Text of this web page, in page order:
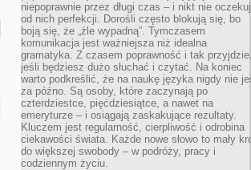
niepoprawnie przez długi czas – i nikt nie
od nich perfekcji. Dorośli często blokują się, bo
boją się, że „źle wypadną”. Tymczasem
komunikacja jest ważniejsza niż idealna
gramatyka. Z czasem poprawność i tak przyjdzie,
jeśli będziesz dużo słuchać i czytać. Na koniec
warto podkreślić, że na naukę języka nigdy nie
za późno. Są osoby, które zaczynają po
czterdziestce, pięćdziesiątce, a nawet na
emeryturze – i osiągają zaskakujące rezultaty.
Kluczem jest regularność, cierpliwość i odrobina
ciekawości świata. Każde nowe słowo to mały
do większej swobody – w podróży, pracy i
codziennym życiu.